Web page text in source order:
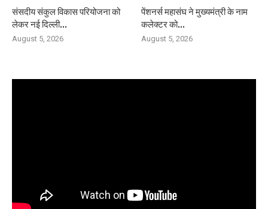
संसदीय संकुल विकास परियोजना को
लेकर नई दिल्ली...
August 5, 2026
पेंशनर्स महासंघ ने मुख्यमंत्री के नाम
कलेक्टर को...
August 5, 2026